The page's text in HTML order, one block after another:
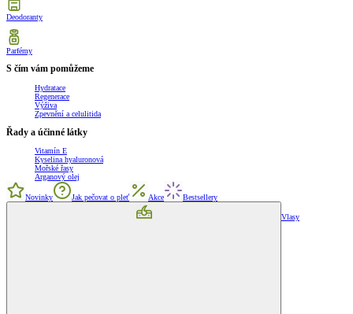
Deodoranty
Parfémy
S čím vám pomůžeme
Hydratace
Regenerace
Výživa
Zpevnění a celulitida
Řady a účinné látky
Vitamín E
Kyselina hyaluronová
Mořské řasy
Arganový olej
Novinky Jak pečovat o pleť Akce Bestsellery
Vlasy